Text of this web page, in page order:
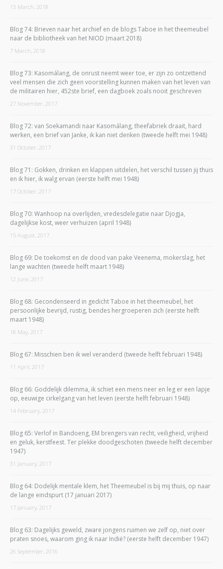
13 March, 2018
Blog 74: Brieven naar het archief en de blogs Taboe in het theemeubel
naar de bibliotheek van het NIOD (maart 2018)
7 March, 2018
Blog 73: Kasomálang, de onrust neemt weer toe, er zijn zo ontzettend
veel mensen die zich geen voorstelling kunnen maken van het leven van
de militairen hier, 452ste brief, een dagboek zoals nooit geschreven
27 November, 2017
Blog 72: van Soekamandi naar Kasomálang, theefabriek draait, hard
werken, een brief van Janke, ik kan niet denken (tweede helft mei 1948)
31 October, 2017
Blog 71: Gokken, drinken en klappen uitdelen, het verschil tussen jij thuis
en ik hier, ik walg ervan (eerste helft mei 1948)
17 October, 2017
Blog 70: Wanhoop na overlijden, vredesdelegatie naar Djogja,
dagelijkse kost, weer verhuizen (april 1948)
15 August, 2017
Blog 69: De toekomst en de dood van pake Veenema, mokerslag, het
lange wachten (tweede helft maart 1948)
12 June, 2017
Blog 68: Gecondenseerd in gedicht Taboe in het theemeubel, het
persoonlijke bevrijd, rustig, bendes hergroeperen zich (eerste helft
maart 1948)
18 May, 2017
Blog 67: Misschien ben ik wel veranderd (tweede helft februari 1948)
11 April, 2017
Blog 66: Goddelijk dilemma, ik schiet een mens neer en leg er een lapje
op, eeuwige cirkelgang van het leven (eerste helft februari 1948)
14 February, 2017
Blog 65: Verlof in Bandoeng, EM brengers van recht, veiligheid, vrijheid
en geluk, kerstfeest. Ter plekke doodgeschoten (tweede helft december
1947)
31 January, 2017
Blog 64: Dodelijk mentale klem, het Theemeubel is bij mij thuis, op naar
de lange eindspurt (17 januari 2017)
17 January, 2017
Blog 63: Dagelijks geweld, zware jongens ruimen we zelf op, niet over
praten snoes, waarom ging ik naar Indië? (eerste helft december 1947)
26 September, 2016